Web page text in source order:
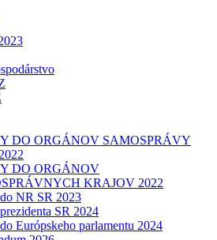
DO ORGÁNOV SAMOSPRÁVY
DO ORGÁNOV
KRAJOV 2022
NR SR 2023
SR 2024
Európskeho parlamentu 2024